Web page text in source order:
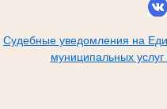
Судебные уведомления на
муниципальных